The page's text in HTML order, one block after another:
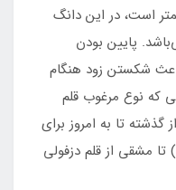
است، در این دانگ
پایین بودن
شکستن زود هنگام
که نوع مرغوب قلم
گذشته تا به امروز برای
مشقی از قلم دزفولی